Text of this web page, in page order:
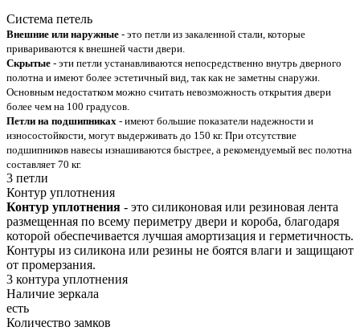
Система петель
Внешние или наружные - это петли из закаленной стали, которые
привариваются к внешней части двери.
Скрытые - эти петли устанавливаются непосредственно внутрь дверного
полотна и имеют более эстетичный вид, так как не заметны снаружи.
Основным недостатком можно считать невозможность открытия двери
более чем на 100 градусов.
Петли на подшипниках - имеют большие показатели надежности и
износостойкости, могут выдерживать до 150 кг. При отсутствие
подшипников навесы изнашиваются быстрее, а рекомендуемый вес полотна
составляет 70 кг.
3 петли
Контур уплотнения
Контур уплотнения - это силиконовая или резиновая лента
размещенная по всему периметру двери и короба, благодаря
которой обеспечивается лучшая амортизация и герметичность.
Контуры из силикона или резины не боятся влаги и защищают
от промерзания.
3 контура уплотнения
Наличие зеркала
есть
Количество замков